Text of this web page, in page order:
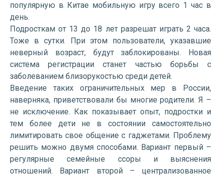
популярную в Китае мобильную игру всего 1 час в
день.
Подросткам от 13 до 18 лет разрешат играть 2 часа.
Тоже в сутки. При этом пользователи, указавшие
неверный возраст, будут заблокированы. Новая
система регистрации станет частью борьбы с
заболеванием близорукостью среди детей.
Введение таких ограничительных мер в России,
наверняка, приветствовали бы многие родители. Я –
не исключение. Как показывает опыт, подростки и
тем более дети не в состоянии самостоятельно
лимитировать свое общение с гаджетами. Проблему
решить можно двумя способами. Вариант первый –
регулярные семейные ссоры и выяснения
отношений. Вариант второй – централизованное